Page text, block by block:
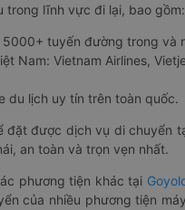
trong lĩnh vực đi lại, bao gồm:
tuyến đường trong và
Nam: Vietnam Airlines,
du lịch uy tín trên toàn quốc.
được dịch vụ di chuyển
an toàn và trọn vẹn nhất.
phương tiện khác tại
của nhiều phương tiện